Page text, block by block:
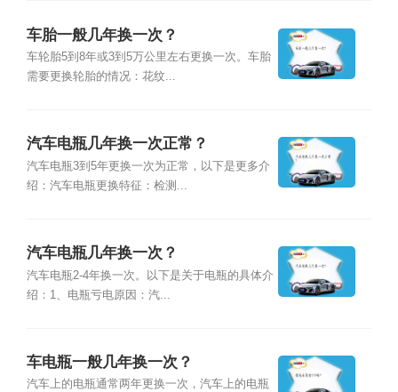
车胎一般几年换一次？
车轮胎5到8年或3到5万公里左右更换一次。车胎
需要更换轮胎的情况：花纹...
汽车电瓶几年换一次正常？
汽车电瓶3到5年更换一次为正常，以下是更多介
绍：汽车电瓶更换特征：检测...
汽车电瓶几年换一次？
汽车电瓶2-4年换一次。以下是关于电瓶的具体介
绍：1、电瓶亏电原因：汽...
车电瓶一般几年换一次？
汽车上的电瓶通常两年更换一次，汽车上的电瓶